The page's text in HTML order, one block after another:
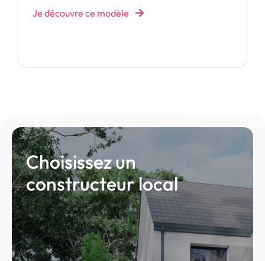
Je découvre ce modèle
Choisissez un
constructeur local